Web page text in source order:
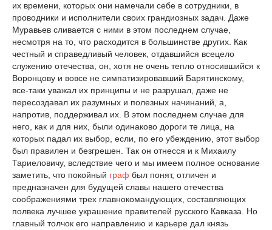
их времени, которых они намечали себе в сотрудники, в
проводники и исполнители своих грандиозных задач. Даже
Муравьев сливается с ними в этом последнем случае,
несмотря на то, что расходится в большинстве других. Как
честный и справедливый человек, отдавшийся всецело
служению отечества, он, хотя не очень тепло относившийся к
Воронцову и вовсе не симпатизировавший Барятинскому,
все-таки уважал их принципы и не разрушал, даже не
пересоздавал их разумных и полезных начинаний, а,
напротив, поддерживал их. В этом последнем случае для
него, как и для них, были одинаково дороги те лица, на
которых падал их выбор, если, по его убеждению, этот выбор
был правилен и безгрешен. Так он отнесся и к Михаилу
Тариеловичу, вследствие чего и мы имеем полное основание
заметить, что покойный граф был понят, отличен и
предназначен для будущей славы нашего отечества
соображениями трех главнокомандующих, составляющих
полвека лучшее украшение правителей русского Кавказа. Но
главный толчок его направлению и карьере дал князь